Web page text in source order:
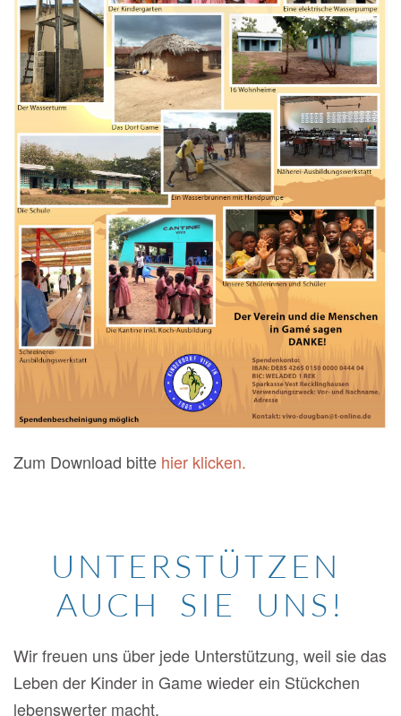
Zum Download bitte hier klicken.
UNTERSTÜTZEN
AUCH SIE UNS!
Wir freuen uns über jede Unterstützung, weil sie das
Leben der Kinder in Game wieder ein Stückchen
lebenswerter macht.